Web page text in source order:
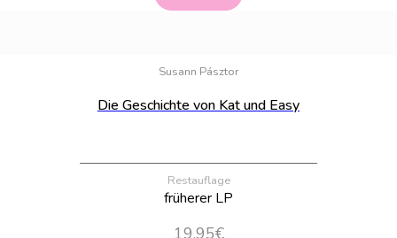
Susann Pásztor
Die Geschichte von Kat und Easy
Restauflage
früherer LP